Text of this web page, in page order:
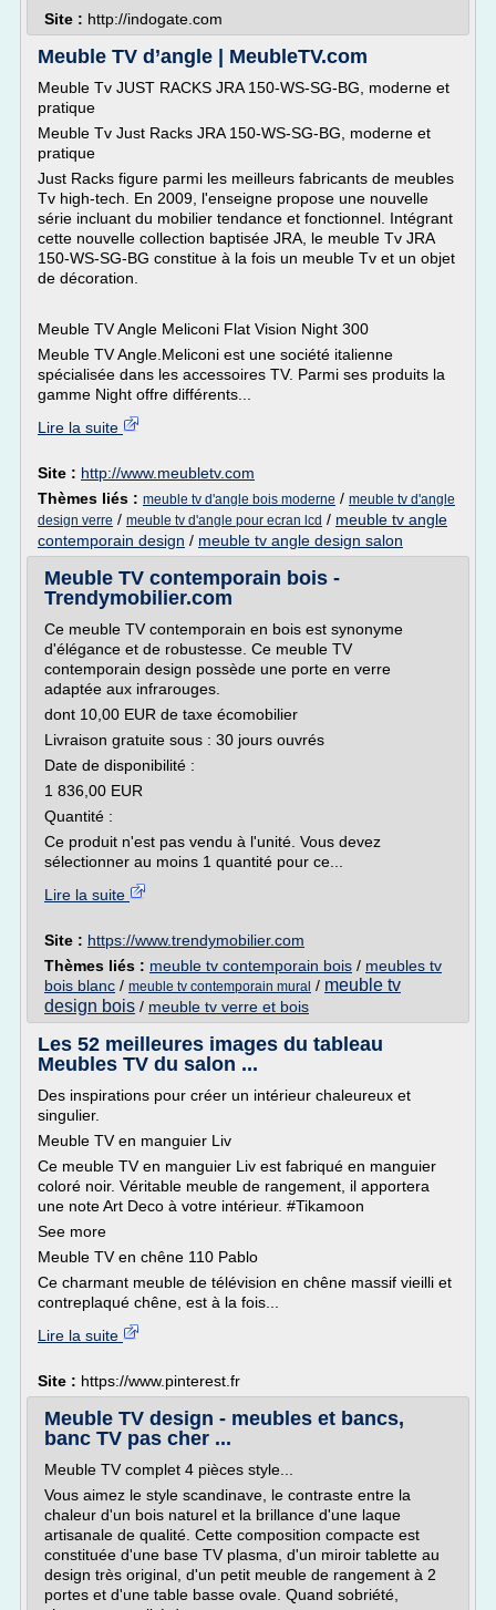
Site : http://indogate.com
Meuble TV d’angle | MeubleTV.com
Meuble Tv JUST RACKS JRA 150-WS-SG-BG, moderne et
pratique
Meuble Tv Just Racks JRA 150-WS-SG-BG, moderne et
pratique
Just Racks figure parmi les meilleurs fabricants de meubles
Tv high-tech. En 2009, l'enseigne propose une nouvelle
série incluant du mobilier tendance et fonctionnel. Intégrant
cette nouvelle collection baptisée JRA, le meuble Tv JRA
150-WS-SG-BG constitue à la fois un meuble Tv et un objet
de décoration.
Meuble TV Angle Meliconi Flat Vision Night 300
Meuble TV Angle.Meliconi est une société italienne
spécialisée dans les accessoires TV. Parmi ses produits la
gamme Night offre différents...
Lire la suite
Site : http://www.meubletv.com
Thèmes liés : meuble tv d'angle bois moderne / meuble tv d'angle
design verre / meuble tv d'angle pour ecran lcd / meuble tv angle
contemporain design / meuble tv angle design salon
Meuble TV contemporain bois -
Trendymobilier.com
Ce meuble TV contemporain en bois est synonyme
d'élégance et de robustesse. Ce meuble TV
contemporain design possède une porte en verre
adaptée aux infrarouges.
dont 10,00 EUR de taxe écomobilier
Livraison gratuite sous : 30 jours ouvrés
Date de disponibilité :
1 836,00 EUR
Quantité :
Ce produit n'est pas vendu à l'unité. Vous devez
sélectionner au moins 1 quantité pour ce...
Lire la suite
Site : https://www.trendymobilier.com
Thèmes liés : meuble tv contemporain bois / meubles tv
bois blanc / meuble tv contemporain mural / meuble tv
design bois / meuble tv verre et bois
Les 52 meilleures images du tableau
Meubles TV du salon ...
Des inspirations pour créer un intérieur chaleureux et
singulier.
Meuble TV en manguier Liv
Ce meuble TV en manguier Liv est fabriqué en manguier
coloré noir. Véritable meuble de rangement, il apportera
une note Art Deco à votre intérieur. #Tikamoon
See more
Meuble TV en chêne 110 Pablo
Ce charmant meuble de télévision en chêne massif vieilli et
contreplaqué chêne, est à la fois...
Lire la suite
Site : https://www.pinterest.fr
Meuble TV design - meubles et bancs,
banc TV pas cher ...
Meuble TV complet 4 pièces style...
Vous aimez le style scandinave, le contraste entre la
chaleur d'un bois naturel et la brillance d'une laque
artisanale de qualité. Cette composition compacte est
constituée d'une base TV plasma, d'un miroir tablette au
design très original, d'un petit meuble de rangement à 2
portes et d'une table basse ovale. Quand sobriété,